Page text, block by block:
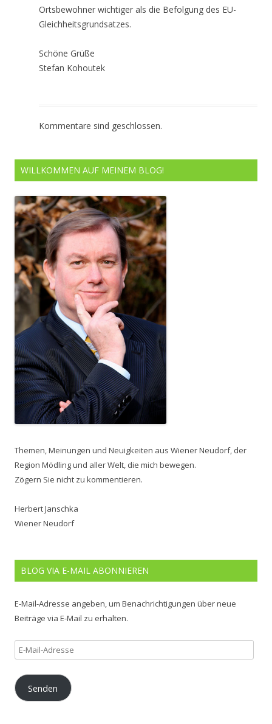
Ortsbewohner wichtiger als die Befolgung des EU-
Gleichheitsgrundsatzes.
Schöne Grüße
Stefan Kohoutek
Kommentare sind geschlossen.
WILLKOMMEN AUF MEINEM BLOG!
Themen, Meinungen und Neuigkeiten aus Wiener Neudorf, der
Region Mödling und aller Welt, die mich bewegen.
Zögern Sie nicht zu kommentieren.
Herbert Janschka
Wiener Neudorf
BLOG VIA E-MAIL ABONNIEREN
E-Mail-Adresse angeben, um Benachrichtigungen über neue
Beiträge via E-Mail zu erhalten.
E-
Mail-
Adresse
Senden